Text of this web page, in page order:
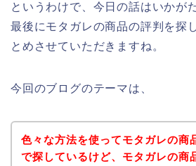
というわけで、今日の話はいかが
最後にモタガレの商品の評判を探
とめさせていただきますね。
今回のブログのテーマは、
色々な方法を使ってモタガレの商
で探しているけど、モタガレの商